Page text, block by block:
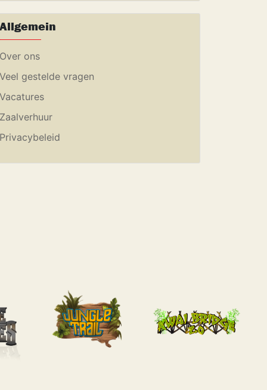
Allgemein
Over ons
Veel gestelde vragen
Vacatures
Zaalverhuur
Privacybeleid